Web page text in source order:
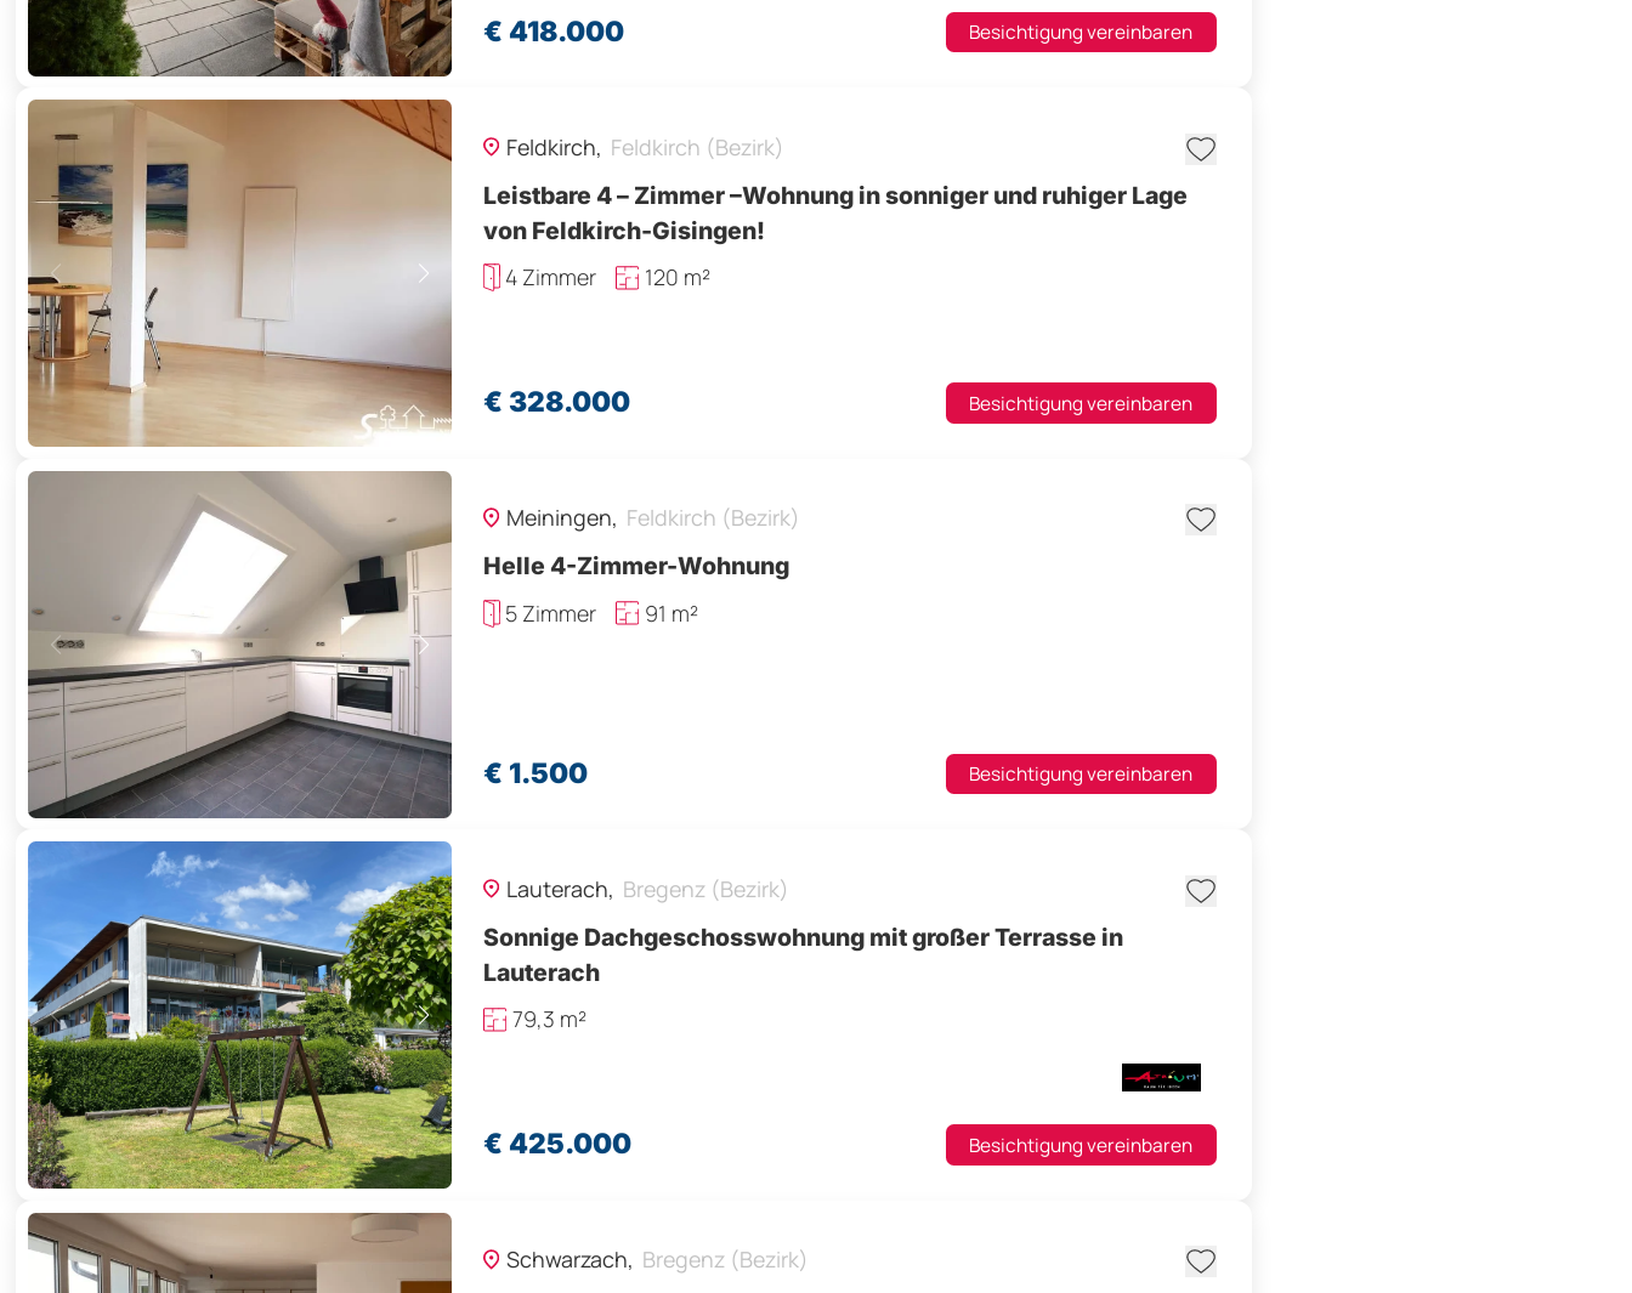
€ 418.000 Besichtigung vereinbaren
Feldkirch, Feldkirch (Bezirk)
Leistbare 4 – Zimmer –Wohnung in sonniger und ruhiger Lage
von Feldkirch-Gisingen!
4 Zimmer
120 m²
€ 328.000 Besichtigung vereinbaren
Meiningen, Feldkirch (Bezirk)
Helle 4-Zimmer-Wohnung
5 Zimmer
91 m²
€ 1.500 Besichtigung vereinbaren
Lauterach, Bregenz (Bezirk)
Sonnige Dachgeschosswohnung mit großer Terrasse in
Lauterach
79,3 m²
€ 425.000 Besichtigung vereinbaren
Schwarzach, Bregenz (Bezirk)